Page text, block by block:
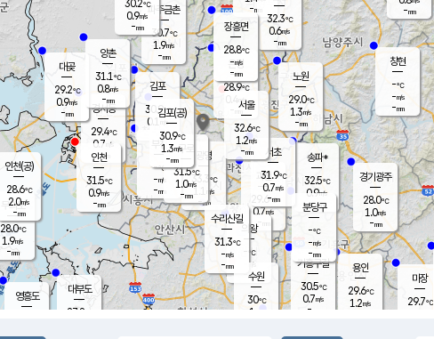
무의도
28.0℃
1.9m/s
-mm
영흥도
-mm
과천
29.6℃
0.7m/s
- mm
용인
29.6℃
1.2m/s
경기광주
28.0℃
1.0m/s
-mm
대부도
27.8
경서동
29.4℃
0.7 m/s
-mm
파주금촌
30.7℃
1.9m/s
-mm
-mm
대곶
29.2℃
0.9m/s
-mm
창현
-℃
-m/s
-mm
30.2℃
0.9m/s
-mm
마장
29.7℃
의왕
- ℃
m/s
mm
김포
30.9℃
0.1 m/s
mm
광명
33.3 ℃
1.1 m/s
-mm
부천
-℃
-m/s
-mm
양촌
31.1℃
0.8m/s
-mm
구로
31.5℃
1.0m/s
-mm
은평
28.9℃
0.4 m/s
- mm
노원
29.0℃
1.3m/s
-mm
송파*
32.5℃
0.9m/s
-mm
서초
31.9℃
0.7m/s
-mm
32.3℃
0.6m/s
-mm
기흥구갈
30.5℃
0.7m/s
-
수리산길
31.3℃
-m/s
-mm
분당구
-℃
-m/s
-mm
장흥면
28.8℃
-m/s
-mm
인천(공)
28.6℃
2.0m/s
-mm
김포(공)
30.9℃
1.3m/s
-mm
수원
30℃
1 m/s
인천
31.5℃
0.9m/s
-mm
서울
32.6℃
1.2m/s
-mm